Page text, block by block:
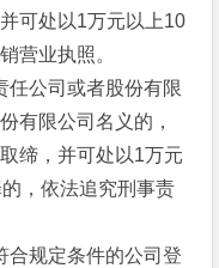
可处以1万元以上10
营业执照。
公司或者股份有限
有限公司名义的，
缔，并可处以1万元
，依法追究刑事责
规定条件的公司登